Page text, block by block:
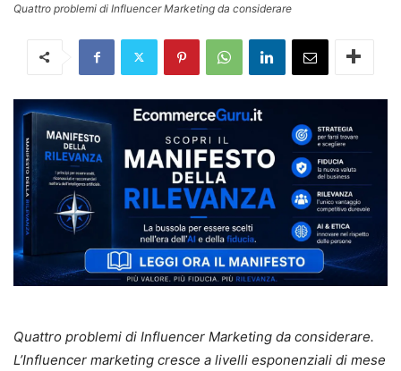
Quattro problemi di Influencer Marketing da considerare
Quattro problemi di Influencer Marketing da considerare.
L’Influencer marketing cresce a livelli esponenziali di mese